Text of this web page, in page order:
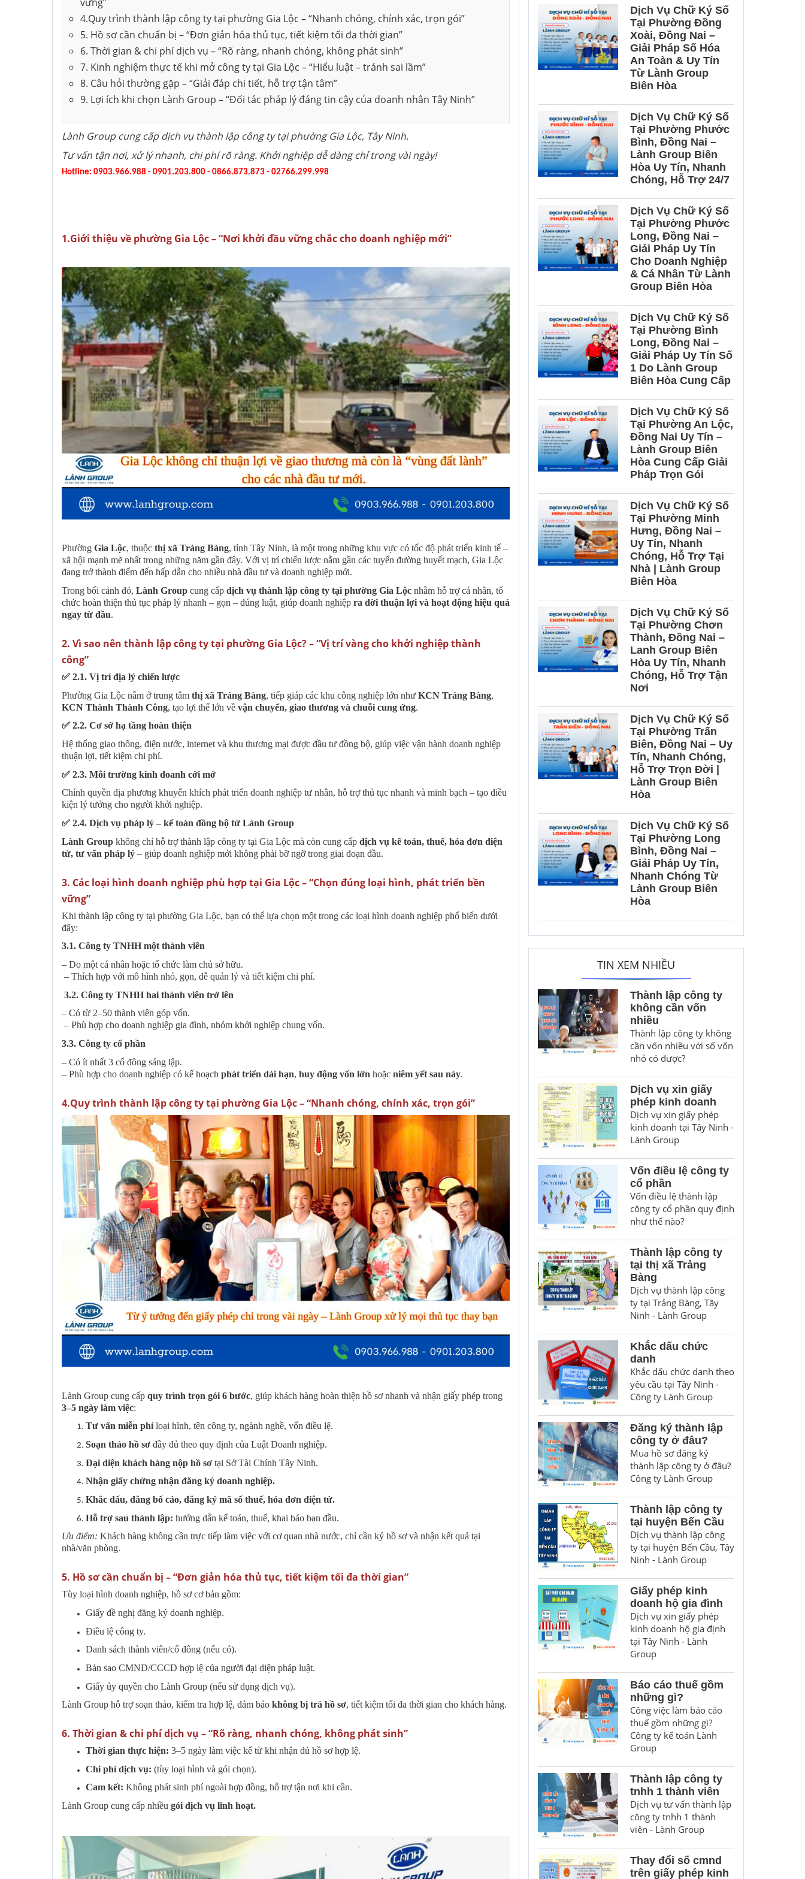
Thành lập công ty tnhh Thành lập công ty cổ phần
Khắc dấu công ty
Thành lập doanh nghiệp tư
nhân
Thành lập công ty tại Đồng Nai Thành lập hộ kinh doanh
Xin giấy phép con
Thay đổi nội dung đăng ký kinh
doanh
Dịch vụ tư vấn kế toán tại Cần
Thơ
Dịch vụ tư vấn kế toán tại Đồng
4️.Quy trình thành lập công ty tại phường Gia Lộc – “Nhanh chóng, chính xác, trọn gói”
5️. Hồ sơ cần chuẩn bị – “Đơn giản hóa thủ tục, tiết kiệm tối đa thời gian”
6️. Thời gian & chi phí dịch vụ – “Rõ ràng, nhanh chóng, không phát sinh”
7️. Kinh nghiệm thực tế khi mở công ty tại Gia Lộc – “Hiểu luật – tránh sai lầm”
8. Câu hỏi thường gặp – “Giải đáp chi tiết, hỗ trợ tận tâm”
9️. Lợi ích khi chọn Lành Group – “Đối tác pháp lý đáng tin cậy của doanh nhân Tây Ninh”
Lành Group cung cấp dịch vụ thành lập công ty tại phường Gia Lộc, Tây Ninh.
Tư vấn tận nơi, xử lý nhanh, chi phí rõ ràng. Khởi nghiệp dễ dàng chỉ trong vài ngày!
Hotline: 0903.966.988 - 0901.203.800 - 0866.873.873 - 02766.299.998
1.Giới thiệu về phường Gia Lộc – “Nơi khởi đầu vững chắc cho doanh nghiệp mới”
Phường Gia Lộc, thuộc thị xã Trảng Bàng, tỉnh Tây Ninh, là một trong những khu vực có tốc độ phát triển kinh tế –
xã hội mạnh mẽ nhất trong những năm gần đây. Với vị trí chiến lược nằm gần các tuyến đường huyết mạch, Gia Lộc
đang trở thành điểm đến hấp dẫn cho nhiều nhà đầu tư và doanh nghiệp mới.
Trong bối cảnh đó, Lành Group cung cấp dịch vụ thành lập công ty tại phường Gia Lộc nhằm hỗ trợ cá nhân, tổ
chức hoàn thiện thủ tục pháp lý nhanh – gọn – đúng luật, giúp doanh nghiệp ra đời thuận lợi và hoạt động hiệu quả
ngay từ đầu.
2️. Vì sao nên thành lập công ty tại phường Gia Lộc? – “Vị trí vàng cho khởi nghiệp thành
công”
✅ 2.1. Vị trí địa lý chiến lược
Phường Gia Lộc nằm ở trung tâm thị xã Trảng Bàng, tiếp giáp các khu công nghiệp lớn như KCN Trảng Bàng,
KCN Thành Thành Công, tạo lợi thế lớn về vận chuyển, giao thương và chuỗi cung ứng.
✅ 2.2. Cơ sở hạ tầng hoàn thiện
Hệ thống giao thông, điện nước, internet và khu thương mại được đầu tư đồng bộ, giúp việc vận hành doanh nghiệp
thuận lợi, tiết kiệm chi phí.
✅ 2.3. Môi trường kinh doanh cởi mở
Chính quyền địa phương khuyến khích phát triển doanh nghiệp tư nhân, hỗ trợ thủ tục nhanh và minh bạch – tạo điều
kiện lý tưởng cho người khởi nghiệp.
✅ 2.4. Dịch vụ pháp lý – kế toán đồng bộ từ Lành Group
Lành Group không chỉ hỗ trợ thành lập công ty tại Gia Lộc mà còn cung cấp dịch vụ kế toán, thuế, hóa đơn điện
tử, tư vấn pháp lý – giúp doanh nghiệp mới không phải bỡ ngỡ trong giai đoạn đầu.
3️. Các loại hình doanh nghiệp phù hợp tại Gia Lộc – “Chọn đúng loại hình, phát triển bền
vững”
Khi thành lập công ty tại phường Gia Lộc, bạn có thể lựa chọn một trong các loại hình doanh nghiệp phổ biến dưới
đây:
3.1. Công ty TNHH một thành viên
– Do một cá nhân hoặc tổ chức làm chủ sở hữu.
– Thích hợp với mô hình nhỏ, gọn, dễ quản lý và tiết kiệm chi phí.
3.2. Công ty TNHH hai thành viên trở lên
– Có từ 2–50 thành viên góp vốn.
– Phù hợp cho doanh nghiệp gia đình, nhóm khởi nghiệp chung vốn.
3.3. Công ty cổ phần
– Có ít nhất 3 cổ đông sáng lập.
– Phù hợp cho doanh nghiệp có kế hoạch phát triển dài hạn, huy động vốn lớn hoặc niêm yết sau này.
4️.Quy trình thành lập công ty tại phường Gia Lộc – “Nhanh chóng, chính xác, trọn gói”
Lành Group cung cấp quy trình trọn gói 6 bước, giúp khách hàng hoàn thiện hồ sơ nhanh và nhận giấy phép trong
3–5 ngày làm việc:
Tư vấn miễn phíloại hình, tên công ty, ngành nghề, vốn điều lệ.
Soạn thảo hồ sơ đầy đủ theo quy định của Luật Doanh nghiệp.
Đại diện khách hàng nộp hồ sơ tại Sở Tài Chính Tây Ninh.
Nhận giấy chứng nhận đăng ký doanh nghiệp.
Khắc dấu, đăng bố cáo, đăng ký mã số thuế, hóa đơn điện tử.
Hỗ trợ sau thành lập: hướng dẫn kế toán, thuế, khai báo ban đầu.
Ưu điểm: Khách hàng không cần trực tiếp làm việc với cơ quan nhà nước, chỉ cần ký hồ sơ và nhận kết quả tại
nhà/văn phòng.
5️. Hồ sơ cần chuẩn bị – “Đơn giản hóa thủ tục, tiết kiệm tối đa thời gian”
Tùy loại hình doanh nghiệp, hồ sơ cơ bản gồm:
Giấy đề nghị đăng ký doanh nghiệp.
Điều lệ công ty.
Danh sách thành viên/cổ đông (nếu có).
Bản sao CMND/CCCD hợp lệ của người đại diện pháp luật.
Giấy ủy quyền cho Lành Group (nếu sử dụng dịch vụ).
Lành Group hỗ trợ soạn thảo, kiểm tra hợp lệ, đảm bảo không bị trả hồ sơ, tiết kiệm tối đa thời gian cho khách hàng.
6️. Thời gian & chi phí dịch vụ – “Rõ ràng, nhanh chóng, không phát sinh”
Thời gian thực hiện: 3–5 ngày làm việc kể từ khi nhận đủ hồ sơ hợp lệ.
Chi phí dịch vụ: (tùy loại hình và gói chọn).
Cam kết: Không phát sinh phí ngoài hợp đồng, hỗ trợ tận nơi khi cần.
Lành Group cung cấp nhiều gói dịch vụ linh hoạt.
Dịch Vụ Chữ Ký Số
Tại Phường Đồng
Xoài, Đồng Nai –
Giải Pháp Số Hóa
An Toàn & Uy Tín
Từ Lành Group
Biên Hòa
Dịch Vụ Chữ Ký Số
Tại Phường Phước
Bình, Đồng Nai –
Lành Group Biên
Hòa Uy Tín, Nhanh
Chóng, Hỗ Trợ 24/7
Dịch Vụ Chữ Ký Số
Tại Phường Phước
Long, Đồng Nai –
Giải Pháp Uy Tín
Cho Doanh Nghiệp
& Cá Nhân Từ Lành
Group Biên Hòa
Dịch Vụ Chữ Ký Số
Tại Phường Bình
Long, Đồng Nai –
Giải Pháp Uy Tín Số
1 Do Lành Group
Biên Hòa Cung Cấp
Dịch Vụ Chữ Ký Số
Tại Phường An Lộc,
Đồng Nai Uy Tín –
Lành Group Biên
Hòa Cung Cấp Giải
Pháp Trọn Gói
Dịch Vụ Chữ Ký Số
Tại Phường Minh
Hưng, Đồng Nai –
Uy Tín, Nhanh
Chóng, Hỗ Trợ Tại
Nhà | Lành Group
Biên Hòa
Dịch Vụ Chữ Ký Số
Tại Phường Chơn
Thành, Đồng Nai –
Lanh Group Biên
Hòa Uy Tín, Nhanh
Chóng, Hỗ Trợ Tận
Nơi
Dịch Vụ Chữ Ký Số
Tại Phường Trấn
Biên, Đồng Nai – Uy
Tín, Nhanh Chóng,
Hỗ Trợ Trọn Đời |
Lành Group Biên
Hòa
Dịch Vụ Chữ Ký Số
Tại Phường Long
Bình, Đồng Nai –
Giải Pháp Uy Tín,
Nhanh Chóng Từ
Lành Group Biên
Hòa
TIN XEM NHIỀU
Thành lập công ty
không cần vốn
nhiều
Thành lập công ty không
cần vốn nhiều với số vốn
nhỏ có được?
Dịch vụ xin giấy
phép kinh doanh
Dịch vụ xin giấy phép
kinh doanh tại Tây Ninh -
Lành Group
Vốn điều lệ công ty
cổ phần
Vốn điều lệ thành lập
công ty cổ phần quy định
như thế nào?
Thành lập công ty
tại thị xã Trảng
Bàng
Dịch vụ thành lập công
ty tại Trảng Bàng, Tây
Ninh - Lành Group
Khắc dấu chức
danh
Khắc dấu chức danh theo
yêu cầu tại Tây Ninh -
Công ty Lành Group
Đăng ký thành lập
công ty ở đâu?
Mua hồ sơ đăng ký
thành lập công ty ở đâu?
Công ty Lành Group
Thành lập công ty
tại huyện Bến Cầu
Dịch vụ thành lập công
ty tại huyện Bến Cầu, Tây
Ninh - Lành Group
Giấy phép kinh
doanh hộ gia đình
Dịch vụ xin giấy phép
kinh doanh hộ gia định
tại Tây Ninh - Lành
Group
Báo cáo thuế gồm
những gì?
Công việc làm báo cáo
thuế gồm những gì?
Công ty kế toán Lành
Group
Thành lập công ty
tnhh 1 thành viên
Dịch vụ tư vấn thành lập
công ty tnhh 1 thành
viên - Lành Group
Thay đổi số cmnd
trên giấy phép kinh